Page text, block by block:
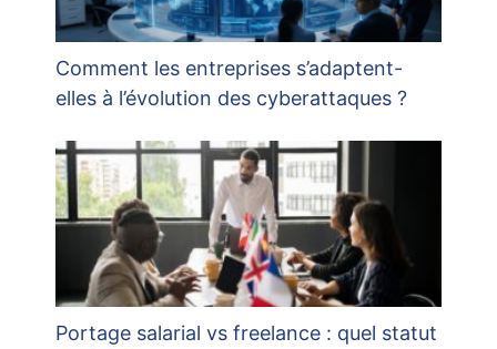
Comment les entreprises s’adaptent-
elles à l’évolution des cyberattaques ?
Portage salarial vs freelance : quel statut